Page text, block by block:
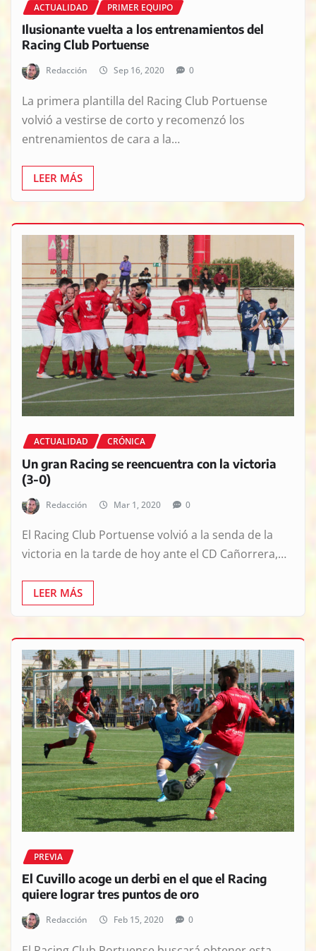
ACTUALIDAD PRIMER EQUIPO
Ilusionante vuelta a los entrenamientos del
Racing Club Portuense
Redacción Sep 16, 2020 0
La primera plantilla del Racing Club Portuense
volvió a vestirse de corto y recomenzó los
entrenamientos de cara a la…
LEER MÁS
ACTUALIDAD CRÓNICA
Un gran Racing se reencuentra con la victoria
(3-0)
Redacción Mar 1, 2020 0
El Racing Club Portuense volvió a la senda de la
victoria en la tarde de hoy ante el CD Cañorrera,…
LEER MÁS
PREVIA
El Cuvillo acoge un derbi en el que el Racing
quiere lograr tres puntos de oro
Redacción Feb 15, 2020 0